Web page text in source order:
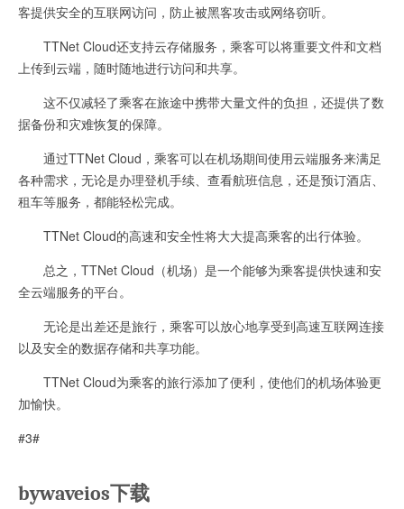
客提供安全的互联网访问，防止被黑客攻击或网络窃听。
TTNet Cloud还支持云存储服务，乘客可以将重要文件和文档
上传到云端，随时随地进行访问和共享。
这不仅减轻了乘客在旅途中携带大量文件的负担，还提供了数
据备份和灾难恢复的保障。
通过TTNet Cloud，乘客可以在机场期间使用云端服务来满足
各种需求，无论是办理登机手续、查看航班信息，还是预订酒店、
租车等服务，都能轻松完成。
TTNet Cloud的高速和安全性将大大提高乘客的出行体验。
总之，TTNet Cloud（机场）是一个能够为乘客提供快速和安
全云端服务的平台。
无论是出差还是旅行，乘客可以放心地享受到高速互联网连接
以及安全的数据存储和共享功能。
TTNet Cloud为乘客的旅行添加了便利，使他们的机场体验更
加愉快。
#3#
bywaveios下载